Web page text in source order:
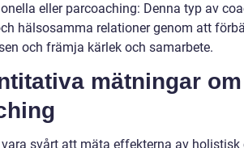
eller parcoaching: Denna typ av
hälsosamma relationer genom att
och främja kärlek och samarbete.
mätningar
svårt att mäta effekterna av